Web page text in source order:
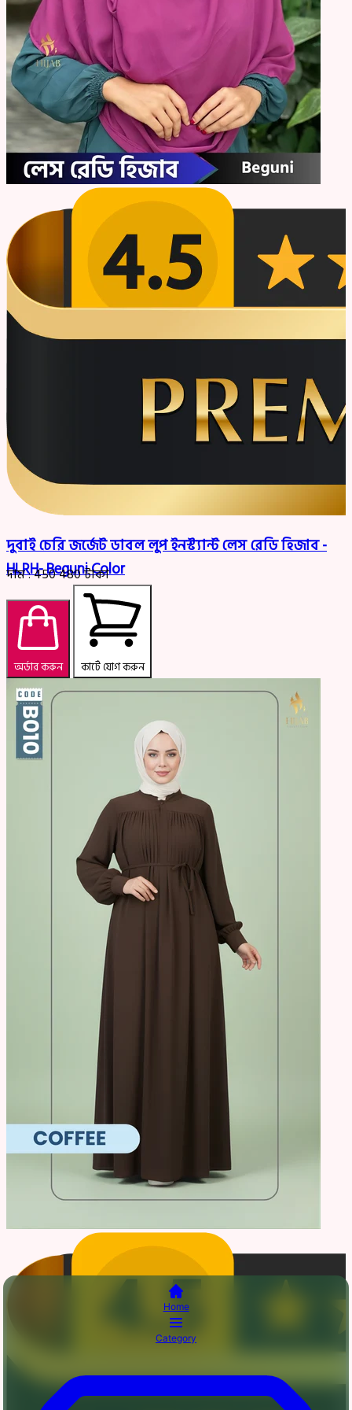
দুবাই চেরি জর্জেট ডাবল লুপ ইনস্ট্যান্ট লেস রেডি হিজাব -
HLRH- Beguni Color
দাম :450480টাকা
অর্ডার করুন কার্টে যোগ করুন
Home
Category